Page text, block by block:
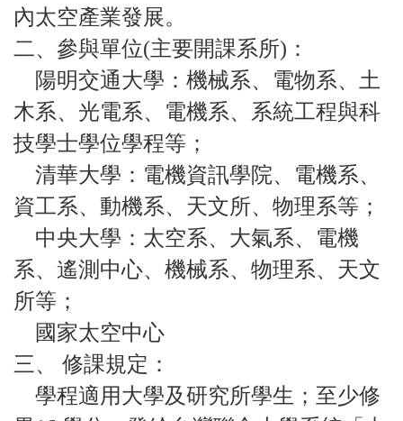
內太空產業發展。
二、參與單位(主要開課系所)：
陽明交通大學：機械系、電物系、土
木系、光電系、電機系、系統工程與科
技學士學位學程等；
清華大學：電機資訊學院、電機系、
資工系、動機系、天文所、物理系等；
中央大學：太空系、大氣系、電機
系、遙測中心、機械系、物理系、天文
所等；
國家太空中心
三、 修課規定：
學程適用大學及研究所學生；至少修